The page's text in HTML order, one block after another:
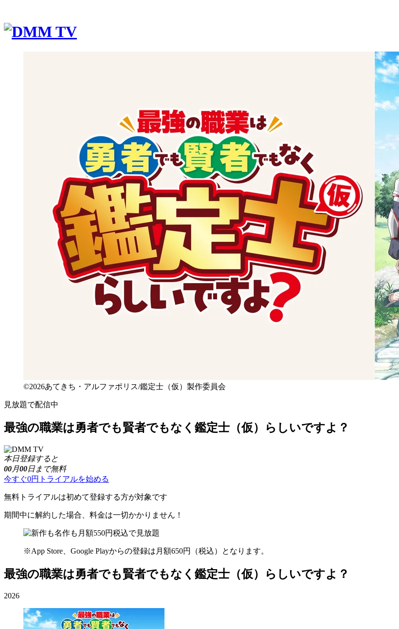
©2026あてきち・アルファポリス/鑑定士（仮）製作委員会
見放題で配信中
最強の職業は勇者でも賢者でもなく鑑定士（仮）らしいですよ？
本日登録すると
00月00日まで無料
今すぐ0円トライアルを始める
無料トライアルは初めて登録する方が対象です
期間中に解約した場合、料金は一切かかりません！
※App Store、Google Playからの登録は月額650円（税込）となります。
最強の職業は勇者でも賢者でもなく鑑定士（仮）らしいですよ？
2026